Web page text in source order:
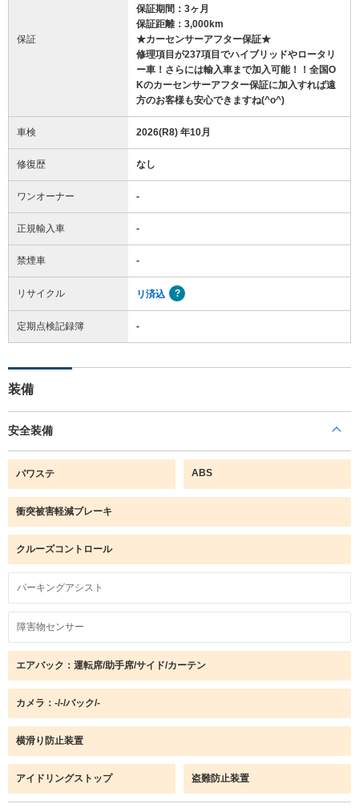
保証
保証期間：3ヶ月
保証距離：3,000km
★カーセンサーアフター保証★
修理項目が237項目でハイブリッドやロータリ
ー車！さらには輸入車まで加入可能！！全国O
Kのカーセンサーアフター保証に加入すれば遠
方のお客様も安心できますね(^o^)
車検 2026(R8) 年10月
修復歴 なし
ワンオーナー -
正規輸入車 -
禁煙車 -
リサイクル リ済込
定期点検記録簿 -
装備
安全装備
パワステ ABS
衝突被害軽減ブレーキ
クルーズコントロール
パーキングアシスト
障害物センサー
エアバック：運転席/助手席/サイド/カーテン
カメラ：-/-/バック/-
横滑り防止装置
アイドリングストップ 盗難防止装置